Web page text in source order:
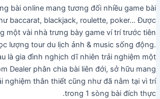
bài online mang tương đối nhiều game bài
baccarat, blackjack, roulette, poker… Được
một vài nhà trưng bày game ví trí trước tiên
lượng tour du lịch ảnh & music sống động.
là gia đình nghịch dĩ nhiên trải nghiệm một
Dealer phân chia bài liên đới, sở hữu mang
nghiệm thân thiết cũng như đã nằm tại vì trí
trong 1 sòng bài đích thực.